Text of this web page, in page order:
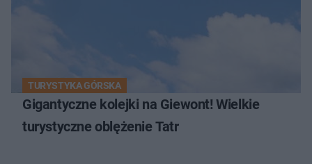
TURYSTYKA GÓRSKA
Gigantyczne kolejki na Giewont! Wielkie
turystyczne oblężenie Tatr